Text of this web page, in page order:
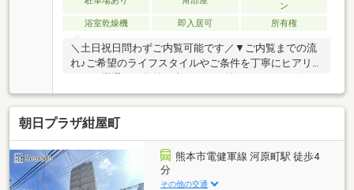
援。 ◆ 防災倉庫を設置：防災グッズを備蓄した倉
庫を設置。非常時への備えで安心をプラス。
ン
浴室乾燥機
即入居可 所有権
＼土日祝日問わずご内覧可能です／▼ご内覧までの流
れ♪ご希望のライフスタイルやご条件を丁寧にヒアリ
ング。厳選した物件の中から、ご納得いただける住ま
いをご提案。ご内覧も、お客様のご都合に合わせて柔
軟に調整いたします。▼資金計画・住宅ローンもワン
ストップでサポート♪お客様のお悩みに経験豊富な担
当者が丁寧にご対応。安心して次のステージへ進める
よう、的確なアドバイスを行います。▼お客様のペー
スでご検討いただけます「まだ検討したい」「他の物
件も見たい」などのご希望にも、ご条件に合わせた物
朝日プラザ紺屋町
熊本市電健軍線 河原町駅 徒歩4
分
その他の交通